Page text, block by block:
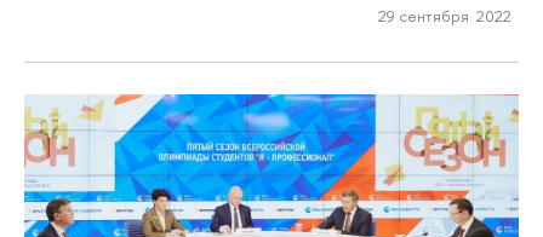
29 сентября 2022